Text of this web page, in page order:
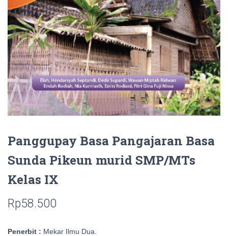
Panggupay Basa Pangajaran Basa
Sunda Pikeun murid SMP/MTs
Kelas IX
Rp58.500
Penerbit : Mekar Ilmu Dua.